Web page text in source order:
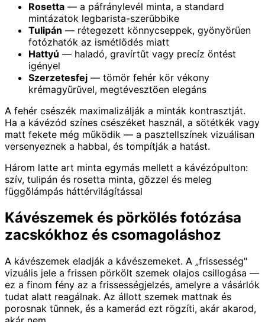
Rosetta — a páfránylevél minta, a standard
mintázatok legbarista-szerűbbike
Tulipán — rétegezett könnycseppek, gyönyörűen
fotózhatók az ismétlődés miatt
Hattyú — haladó, gravírtűt vagy precíz öntést
igényel
Szerzetesfej — tömör fehér kör vékony
krémagyűrűvel, megtévesztően elegáns
A fehér csészék maximalizálják a minták kontrasztját.
Ha a kávézód színes csészéket használ, a sötétkék vagy
matt fekete még működik — a pasztellszínek vizuálisan
versenyeznek a habbal, és tompítják a hatást.
Három latte art minta egymás mellett a kávézópulton:
szív, tulipán és rosetta minta, gőzzel és meleg
függőlámpás háttérvilágítással
Kávészemek és pörkölés fotózása
zacskókhoz és csomagoláshoz
A kávészemek eladják a kávészemeket. A „frissesség"
vizuális jele a frissen pörkölt szemek olajos csillogása —
ez a finom fény az a frissességjelzés, amelyre a vásárlók
tudat alatt reagálnak. Az állott szemek mattnak és
porosnak tűnnek, és a kamerád ezt rögzíti, akár akarod,